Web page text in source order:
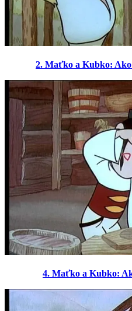
2. Maťko a Kubko:
4. Maťko a Kubko: